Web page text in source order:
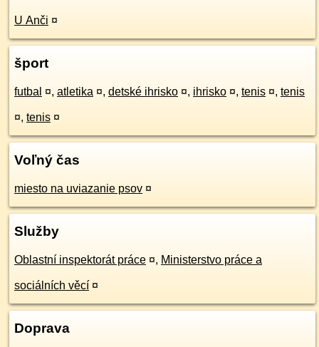
U Anči ¤
šport
futbal ¤, atletika ¤, detské ihrisko ¤, ihrisko ¤, tenis ¤, tenis
¤, tenis ¤
Voľný čas
miesto na uviazanie psov ¤
Služby
Oblastní inspektorát práce ¤, Ministerstvo práce a
sociálních věcí ¤
Doprava